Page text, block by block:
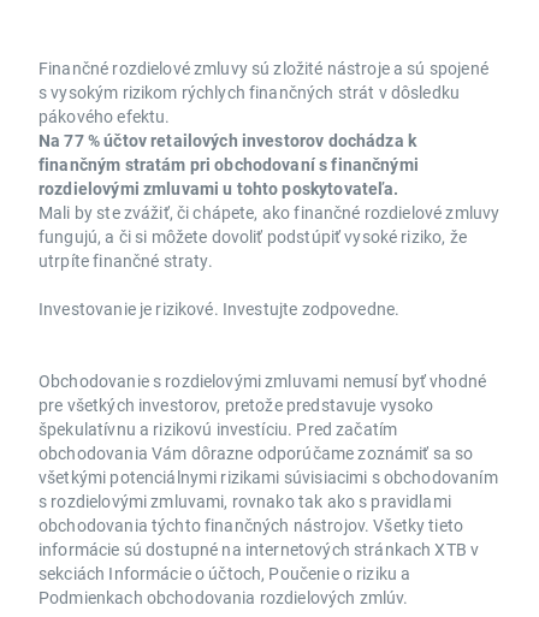
Finančné rozdielové zmluvy sú zložité nástroje a sú spojené
s vysokým rizikom rýchlych finančných strát v dôsledku
pákového efektu.
Na 77 % účtov retailových investorov dochádza k
finančným stratám pri obchodovaní s finančnými
rozdielovými zmluvami u tohto poskytovateľa.
Mali by ste zvážiť, či chápete, ako finančné rozdielové zmluvy
fungujú, a či si môžete dovoliť podstúpiť vysoké riziko, že
utrpíte finančné straty.
Investovanie je rizikové. Investujte zodpovedne.
Obchodovanie s rozdielovými zmluvami nemusí byť vhodné
pre všetkých investorov, pretože predstavuje vysoko
špekulatívnu a rizikovú investíciu. Pred začatím
obchodovania Vám dôrazne odporúčame zoznámiť sa so
všetkými potenciálnymi rizikami súvisiacimi s obchodovaním
s rozdielovými zmluvami, rovnako tak ako s pravidlami
obchodovania týchto finančných nástrojov. Všetky tieto
informácie sú dostupné na internetových stránkach XTB v
sekciách Informácie o účtoch, Poučenie o riziku a
Podmienkach obchodovania rozdielových zmlúv.